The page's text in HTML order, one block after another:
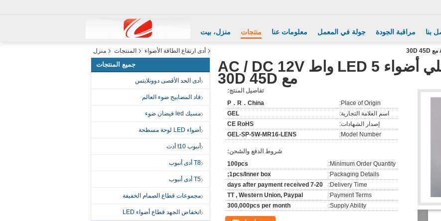
منزل، بيت منتجات معلومات عنا جولة في المعمل مراقبة الجودة بنا
منزل المنتجات أدى ارتفاع الطاقة الأضواء
جميع المنتجات
أدى الحد الأقصى دوونلايتس
قاد المصابيح ضوء العالم
مسيك led فيضان ضوء
أضواء LED لوحة مسطحة
أنبوب t10 أدت
T8 أدى أنبوب
T5 أدى أنبوب
مجموعات قطاع الصمام الخفيفة
انخفاض الجهد قطاع أضواء LED
عدم عكس الضوء داخلي أضواء LED 5 واط AC / DC 12V
مع 30D 45D
تفاصيل المنتج:
Place of Origin:
P．R．China
اسم العلامة التجارية:
GEL
إصدار الشهادات:
CE RoHS
Model Number:
GEL-SP-5W-MR16-LENS
شروط الدفع والشحن:
Minimum Order Quantity:
100pcs
Packaging Details:
1pcs/Inner box;
Delivery Time:
7-20 days after payment received
Payment Terms:
TT , Western Union, Paypal
Supply Ability:
300,000pcs per month